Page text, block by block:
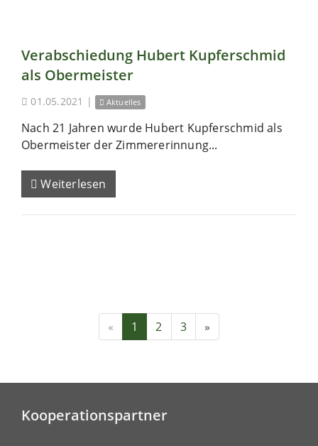
Verabschiedung Hubert Kupferschmid
als Obermeister
01.05.2021 | Aktuelles
Nach 21 Jahren wurde Hubert Kupferschmid als
Obermeister der Zimmererinnung...
Weiterlesen
« 1 2 3 »
Kooperationspartner